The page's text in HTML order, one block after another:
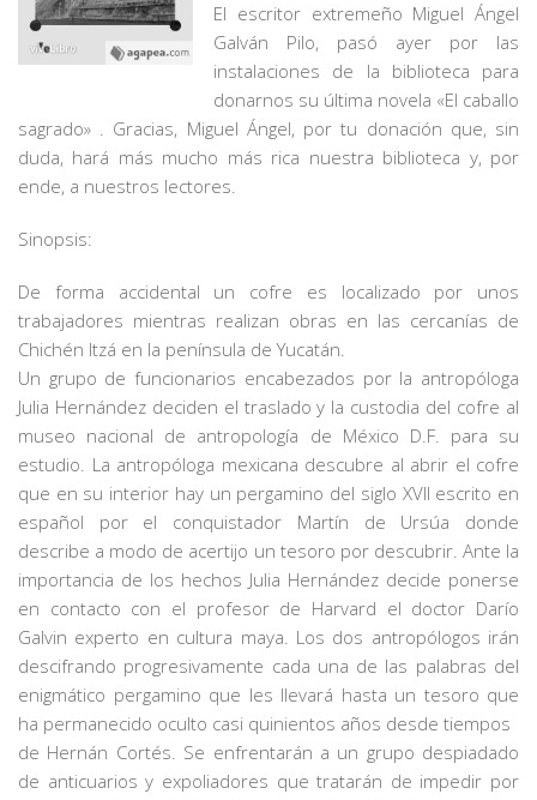
«EL
CABALLO
SAGRADO»
El escritor extremeño Miguel Ángel
Galván Pilo, pasó ayer por las
instalaciones de la biblioteca para
donarnos su última novela «El caballo
sagrado» . Gracias, Miguel Ángel, por tu donación que, sin
duda, hará más mucho más rica nuestra biblioteca y, por
ende, a nuestros lectores.
Sinopsis:
De forma accidental un cofre es localizado por unos
trabajadores mientras realizan obras en las cercanías de
Chichén Itzá en la península de Yucatán.
Un grupo de funcionarios encabezados por la antropóloga
Julia Hernández deciden el traslado y la custodia del cofre al
museo nacional de antropología de México D.F. para su
estudio. La antropóloga mexicana descubre al abrir el cofre
que en su interior hay un pergamino del siglo XVII escrito en
español por el conquistador Martín de Ursúa donde
describe a modo de acertijo un tesoro por descubrir. Ante la
importancia de los hechos Julia Hernández decide ponerse
en contacto con el profesor de Harvard el doctor Darío
Galvin experto en cultura maya. Los dos antropólogos irán
descifrando progresivamente cada una de las palabras del
enigmático pergamino que les llevará hasta un tesoro que
ha permanecido oculto casi quinientos años desde tiempos
de Hernán Cortés. Se enfrentarán a un grupo despiadado
de anticuarios y expoliadores que tratarán de impedir por